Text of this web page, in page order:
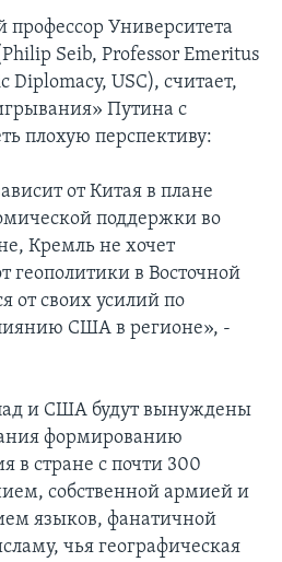
профессор Университета
Seib, Professor Emeritus
Diplomacy, USC), считает,
Путина с
плохую перспективу:
от Китая в плане
поддержки во
Кремль не хочет
геополитики в Восточной
от своих усилий по
США в регионе», -
и США будут вынуждены
формированию
в стране с почти 300
собственной армией и
языков, фанатичной
чья географическая